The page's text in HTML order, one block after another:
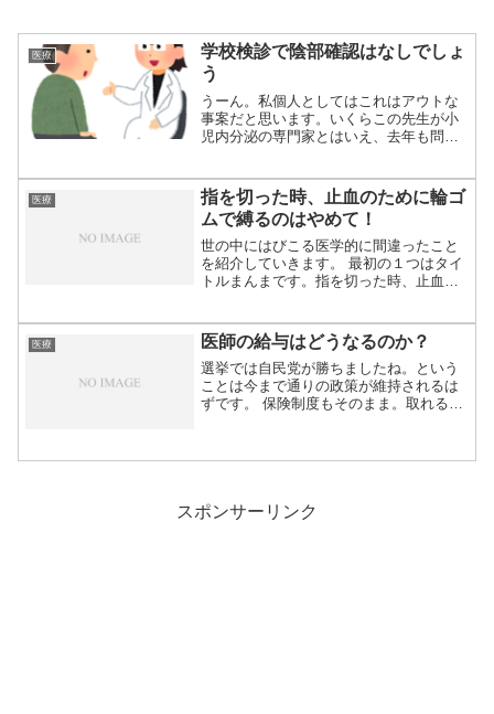
医療
学校検診で陰部確認はなしでしょ
う
うーん。私個人としてはこれはアウトな
事案だと思います。いくらこの先生が小
児内分泌の専門家とはいえ、去年も問題
医療
指を切った時、止血のために輪ゴ
ムで縛るのはやめて！
世の中にはびこる医学的に間違ったこと
を紹介していきます。 最初の１つはタイ
トルまんまです。指を切った時、止血の
医療 医師の給与はどうなるのか？
選挙では自民党が勝ちましたね。という
ことは今まで通りの政策が維持されるは
ずです。 保険制度もそのまま。取れると
スポンサーリンク